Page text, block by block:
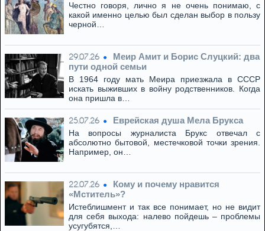
Честно говоря, лично я не очень понимаю, с
какой именно целью был сделан выбор в пользу
черной…
29.07.26
Меир Амит и Борис Слуцкий: два
пути одной семьи
В 1964 году мать Меира приезжала в СССР
искать выживших в войну родственников. Когда
она пришла в…
25.07.26 Eвpeйская душа Мела Брукса
На вопросы журналиста Брукс отвечал с
абсолютно бытовой, местечковой точки зрения.
Например, он…
22.07.26
Кому и почему нравится
«Мститель»?
Истеблишмент и так все понимает, но не видит
для себя выхода: налево пойдешь – проблемы
усугубятся,…